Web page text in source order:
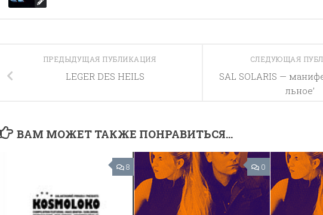
СЛЕДУЮЩАЯ
SAL SOLARIS —
л​ь​н​о​е’
ПРЕДЫДУЩАЯ ПУБЛИКАЦИЯ
LEGER DES HEILS
ВАМ МОЖЕТ ТАКЖЕ ПОНРАВИТЬСЯ...
8 0